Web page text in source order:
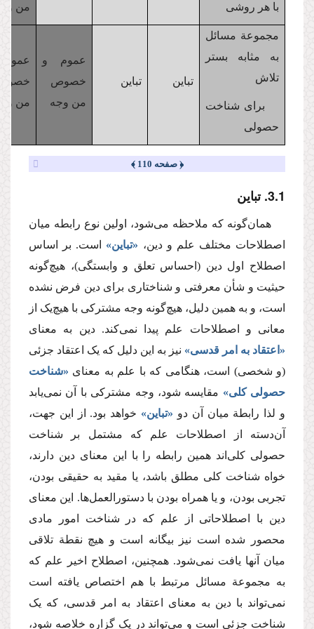
با هر روشی
من
مجموعة مسائل
به مثابه بستر
تلاش
برای شناخت
حصولی
تباین تباین
عموم و
خصوص
من وجه
من
﴿ صفحه 110 ﴾
3.1. تباین
همان‌گونه که ملاحظه می‌شود، اولین نوع رابطه میان
اصطلاحات مختلف علم و دین، «تباین» است. بر اساس
اصطلاح اول دین (احساس تعلق و وابستگی)، هیچ‌گونه
حیثیت و شأن معرفتی و شناختاری برای دین فرض نشده
است، و به همین دلیل، هیچ‌گونه وجه مشترکی با هیچ‌یک از
معانی و اصطلاحات علم پیدا نمی‌کند. دین به معنای
«اعتقاد به امر قدسی» نیز به این دلیل که یک اعتقاد جزئی
(و شخصی) است، هنگامی که با علم به معنای «شناخت
حصولی کلی» مقایسه شود، وجه مشترکی با آن نمی‌یابد
و لذا رابطة میان آن دو «تباین» خواهد بود. از این جهت،
آن‌دسته از اصطلاحات علم که مشتمل بر شناخت
حصولی کلی‌اند همین رابطه را با این معنای دین دارند،
خواه شناخت کلی مطلق باشد، یا مقید به حقیقی بودن،
تجربی بودن، و یا همراه بودن با دستورالعمل‌ها. این معنای
دین با اصطلاحاتی از علم که در شناخت‌ امور مادی
محصور شده است نیز بیگانه است و هیچ نقطة تلاقی
میان آنها یافت نمی‌شود. همچنین، اصطلاح اخیر علم که
به مجموعة مسائل مرتبط با هم اختصاص یافته است
نمی‌تواند با دین به معنای اعتقاد به امر قدسی، که یک
شناخت جزئی است و می‌تواند در یک گزاره خلاصه شود،